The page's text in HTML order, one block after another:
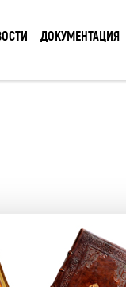
ДОКУМЕНТАЦИЯ